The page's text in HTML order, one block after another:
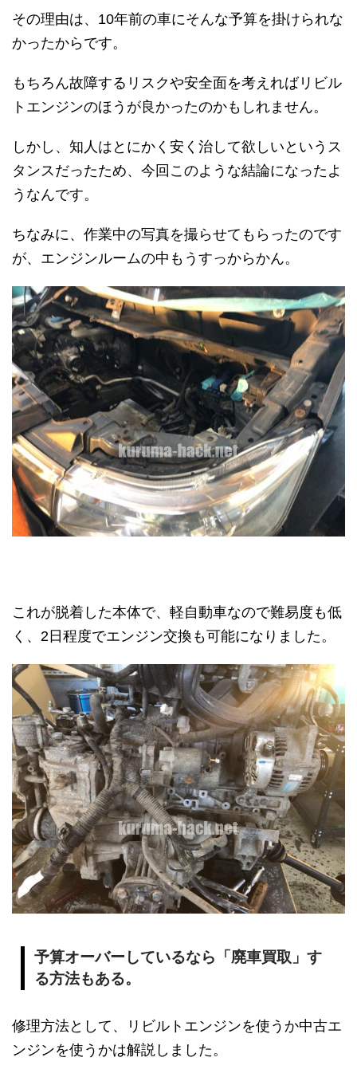
その理由は、10年前の車にそんな予算を掛けられな
かったからです。
もちろん故障するリスクや安全面を考えればリビル
トエンジンのほうが良かったのかもしれません。
しかし、知人はとにかく安く治して欲しいというス
タンスだったため、今回このような結論になったよ
うなんです。
ちなみに、作業中の写真を撮らせてもらったのです
が、エンジンルームの中もうすっからかん。
これが脱着した本体で、軽自動車なので難易度も低
く、2日程度でエンジン交換も可能になりました。
予算オーバーしているなら「廃車買取」す
る方法もある。
修理方法として、リビルトエンジンを使うか中古エ
ンジンを使うかは解説しました。